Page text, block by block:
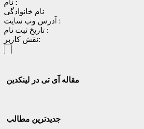
نام :
نام خانوادگی
آدرس وب سایت :
تاریخ ثبت نام :
نقش کاربر:
مقاله آی تی در لینکدین
جدیدترین مطالب